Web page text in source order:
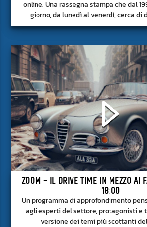
online. Una rassegna stampa che dal
giorno, da lunedì al venerdì, cerca di
approfondito delle notizie del giorno,
ZOOM – IL DRIVE TIME IN MEZZO AI
18:00
Un programma di approfondimento
agli esperti del settore, protagonisti e
versione dei temi più scottanti